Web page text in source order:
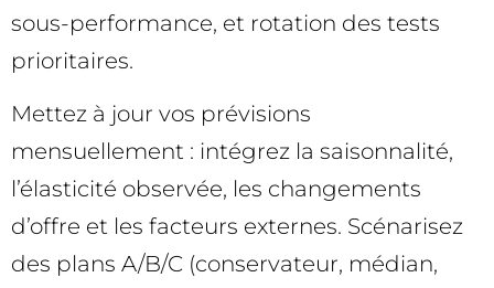
sous-performance, et rotation des tests
prioritaires.
Mettez à jour vos prévisions
mensuellement : intégrez la saisonnalité,
l’élasticité observée, les changements
d’offre et les facteurs externes. Scénarisez
des plans A/B/C (conservateur, médian,